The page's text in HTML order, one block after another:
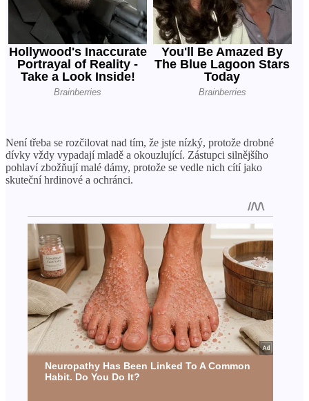
Není třeba se rozčilovat nad tím, že jste nízký, protože drobné
dívky vždy vypadají mladě a okouzlující. Zástupci silnějšího
pohlaví zbožňují malé dámy, protože se vedle nich cítí jako
skuteční hrdinové a ochránci.